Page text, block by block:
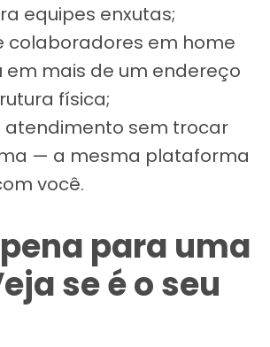
equipes enxutas;
colaboradores em home
em mais de um endereço
física;
atendimento sem trocar
— a mesma plataforma
você.
para uma
se é o seu